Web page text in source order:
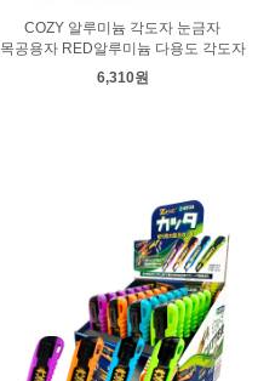
COZY 알루미늄 각도자 눈금자
목공용자 RED알루미늄 다용도 각도자
6,310원